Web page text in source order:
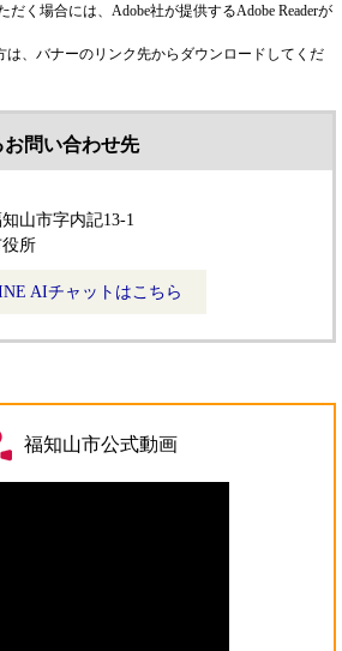
く場合には、Adobe社が提供するAdobe Readerが
は、バナーのリンク先からダウンロードしてくだ
問い合わせ先
山市字内記13-1
所
AIチャットはこちら
福知山市公式動画